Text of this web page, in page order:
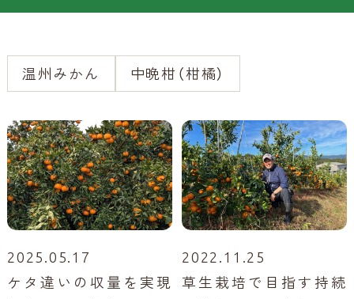
温州みかん 中晩柑（柑橘）
2025.05.17
ケタ違いの収量を実現
2022.11.25
草生栽培で目指す持続